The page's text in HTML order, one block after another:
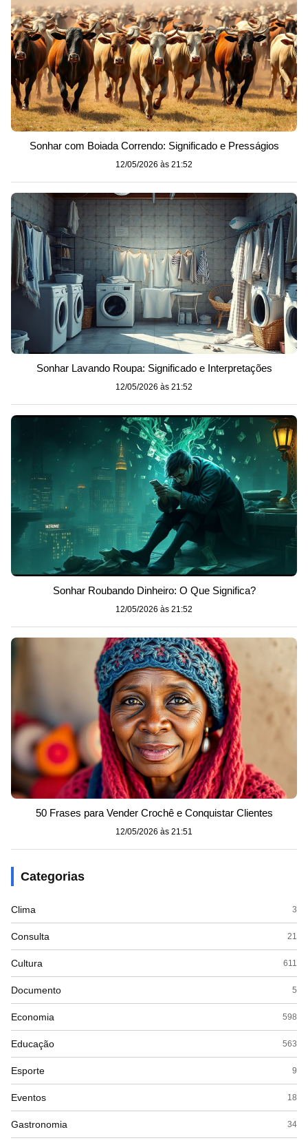
Sonhar com Boiada Correndo: Significado e Presságios
12/05/2026 às 21:52
Sonhar Lavando Roupa: Significado e Interpretações
12/05/2026 às 21:52
Sonhar Roubando Dinheiro: O Que Significa?
12/05/2026 às 21:52
50 Frases para Vender Crochê e Conquistar Clientes
12/05/2026 às 21:51
Categorias
Clima 3
Consulta 21
Cultura 611
Documento 5
Economia 598
Educação 563
Esporte 9
Eventos 18
Gastronomia 34